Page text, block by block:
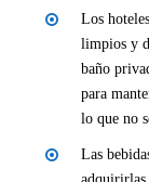
Los
limpios y
baño
para
lo que no
Las